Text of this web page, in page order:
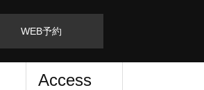
WEB予約
Access